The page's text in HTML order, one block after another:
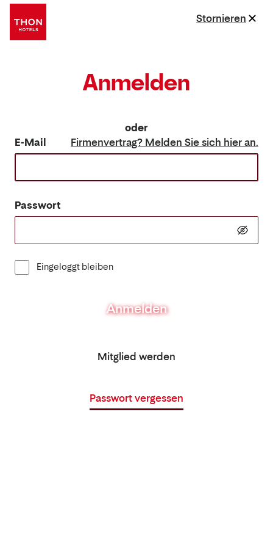
Anmelden
oder
E-Mail
Firmenvertrag? Melden Sie sich hier an.
Passwort
Eingeloggt bleiben
Anmelden
Mitglied werden
Passwort vergessen
Stornieren